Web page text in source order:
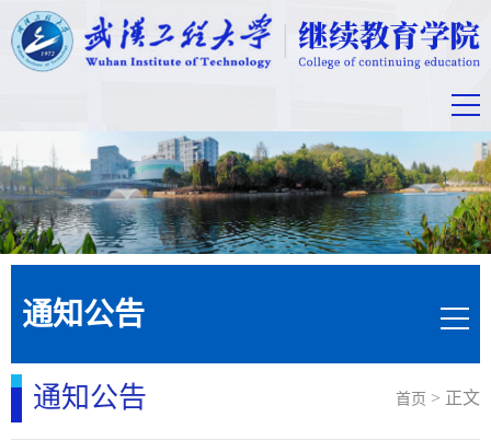
通知公告
通知公告 首页 > 正文